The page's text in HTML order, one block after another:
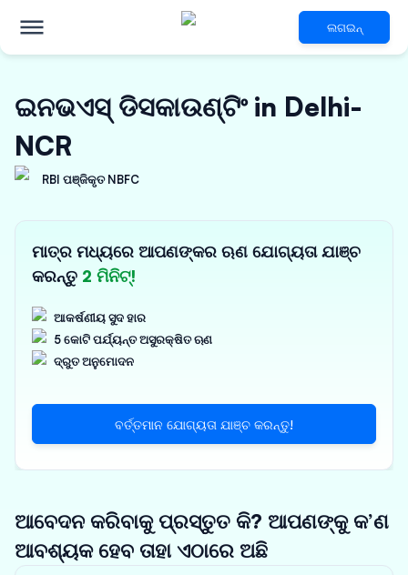
ଲଗଇନ୍
ଇନଭଏସ୍ ଡିସକାଉଣ୍ଟିଂ in Delhi-
NCR
RBI ପଞ୍ଜିକୃତ NBFC
ମାତ୍ର ମଧ୍ୟରେ ଆପଣଙ୍କର ଋଣ ଯୋଗ୍ୟତା ଯାଞ୍ଚ
କରନ୍ତୁ 2 ମିନିଟ୍!
ଆକର୍ଷଣୀୟ ସୁଦ ହାର
5 କୋଟି ପର୍ଯ୍ୟନ୍ତ ଅସୁରକ୍ଷିତ ଋଣ
ଦ୍ରୁତ ଅନୁମୋଦନ
ବର୍ତ୍ତମାନ ଯୋଗ୍ୟତା ଯାଞ୍ଚ କରନ୍ତୁ!
ଆବେଦନ କରିବାକୁ ପ୍ରସ୍ତୁତ କି? ଆପଣଙ୍କୁ କ’ଣ
ଆବଶ୍ୟକ ହେବ ତାହା ଏଠାରେ ଅଛି